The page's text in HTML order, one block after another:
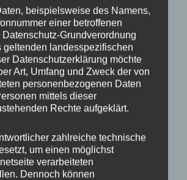
beispielsweise des Namens,
einer betroffenen
Grundverordnung
landesspezifischen
Datenschutzerklärung möchte
Art, Umfang und Zweck der von
personenbezogenen Daten
mittels dieser
Rechte aufgeklärt.
zahlreiche technische
um einen möglichst
verarbeiteten
Dennoch können